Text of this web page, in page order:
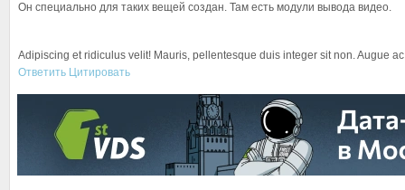
Он специально для таких вещей создан. Там есть модули вывода видео.
Adipiscing et ridiculus velit! Mauris, pellentesque duis integer sit non. Augue
Ответить Цитировать